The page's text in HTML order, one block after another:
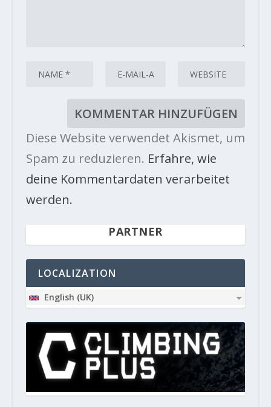
Diese Website verwendet Akismet, um
Spam zu reduzieren. Erfahre, wie
deine Kommentardaten verarbeitet
werden.
PARTNER
LOCALIZATION
English (UK)